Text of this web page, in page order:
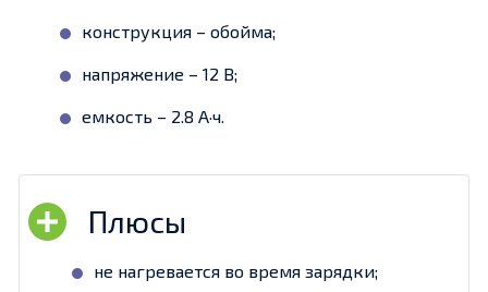
конструкция – обойма;
напряжение – 12 В;
емкость – 2.8 А·ч.
не нагревается во время зарядки;